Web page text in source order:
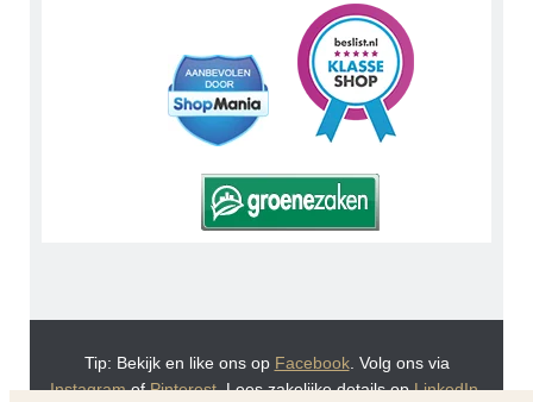
Tip: Bekijk en like ons op Facebook. Volg ons via
InstagramofPinterest. Lees zakelijke details opLinkedIn.